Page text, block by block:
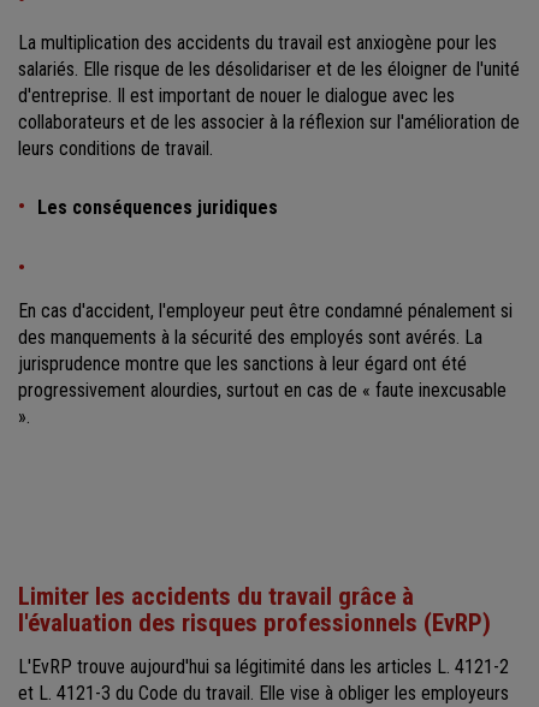
La multiplication des accidents du travail est anxiogène pour les
salariés. Elle risque de les désolidariser et de les éloigner de l'unité
d'entreprise. Il est important de nouer le dialogue avec les
collaborateurs et de les associer à la réflexion sur l'amélioration de
leurs conditions de travail.
Les conséquences juridiques
En cas d'accident, l'employeur peut être condamné pénalement si
des manquements à la sécurité des employés sont avérés. La
jurisprudence montre que les sanctions à leur égard ont été
progressivement alourdies, surtout en cas de « faute inexcusable
».
Limiter les accidents du travail grâce à
l'évaluation des risques professionnels (EvRP)
L'EvRP trouve aujourd'hui sa légitimité dans les articles L. 4121-2
et L. 4121-3 du Code du travail. Elle vise à obliger les employeurs